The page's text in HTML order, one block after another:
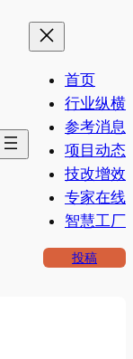
首页
行业纵横
参考消息
项目动态
技改增效
专家在线
智慧工厂
投稿